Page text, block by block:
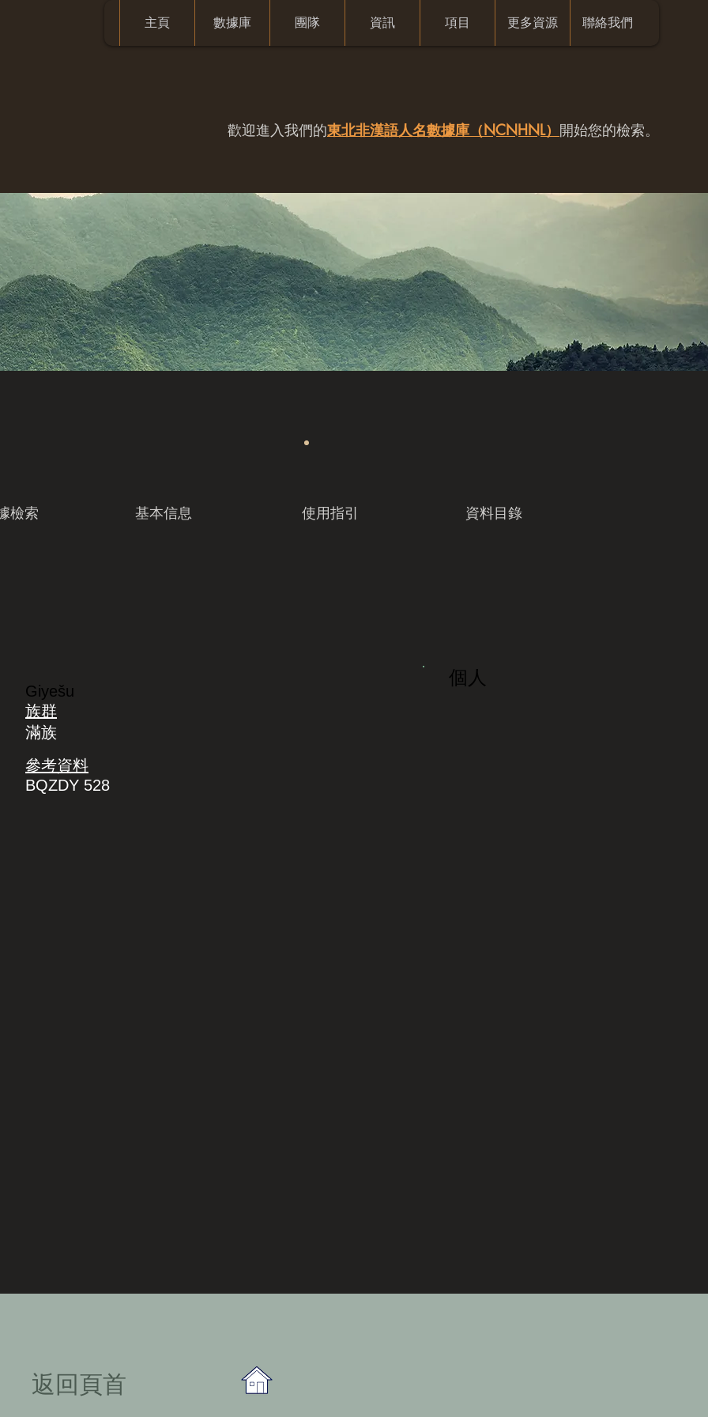
主頁 數據庫 團隊 資訊 項目 更多資源 聯絡我們
歡迎進入我們的東北非漢語人名數據庫（NCNHNL） 開始您的檢索。
檢索 基本信息 使用指引 資料目錄
Giyešu
族群
滿族
參考資料
BQZDY 528
個人
​返回頁首